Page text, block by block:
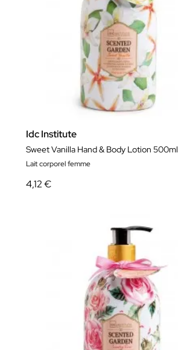
Idc Institute
Sweet Vanilla Hand & Body Lotion 500ml
Lait corporel femme
4,12 €